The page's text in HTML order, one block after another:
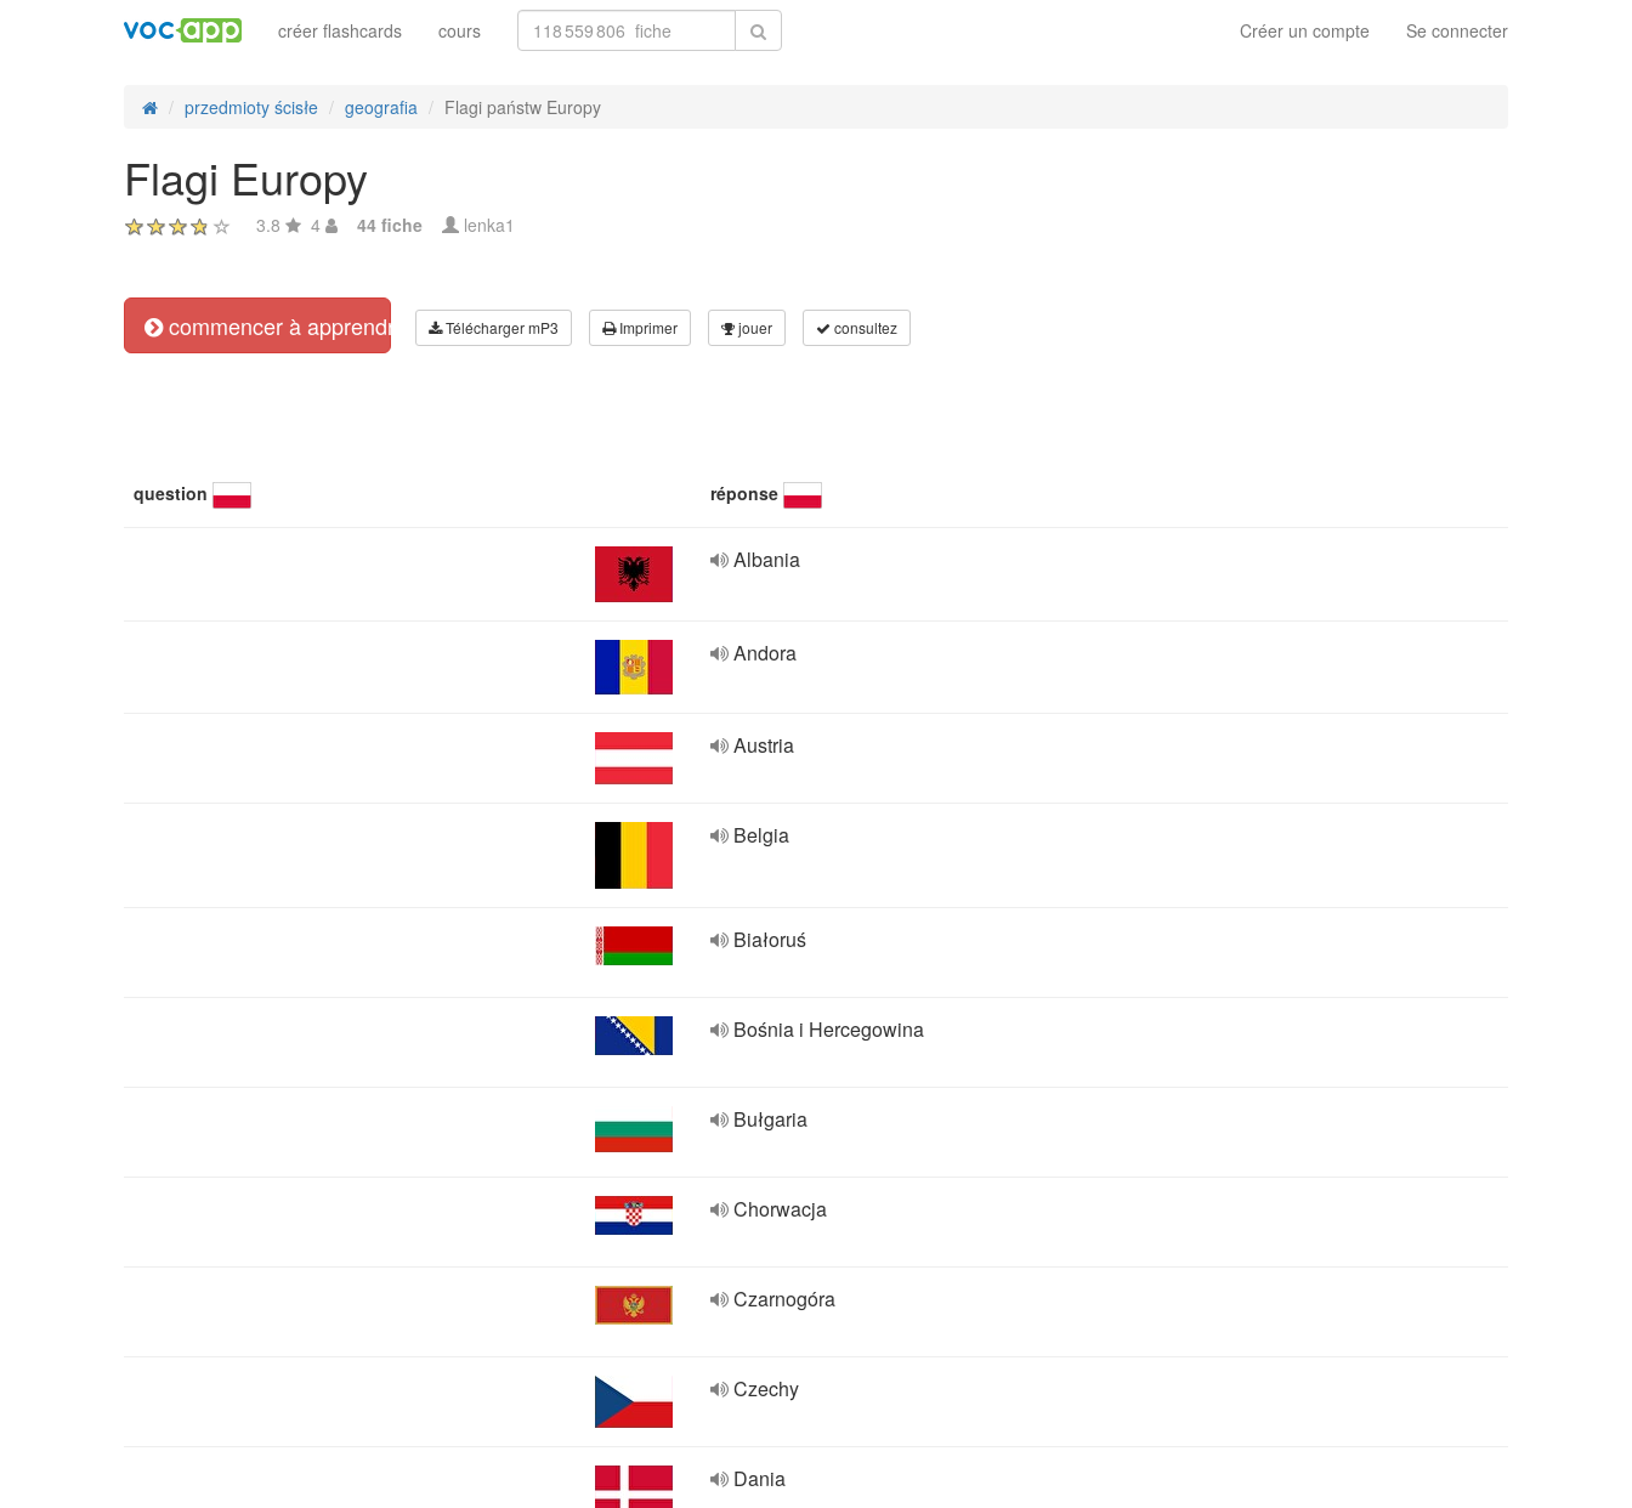
Créer un compte Se connecter
créer flashcards cours
przedmioty ścisłe geografia Flagi państw Europy
Flagi Europy
3.8 4 44 fiche lenka1
commencer à apprendre Télécharger mP3 Imprimer jouer consultez
question réponse
Albania
Andora
Austria
Belgia
Białoruś
Bośnia i Hercegowina
Bułgaria
Chorwacja
Czarnogóra
Czechy
Dania